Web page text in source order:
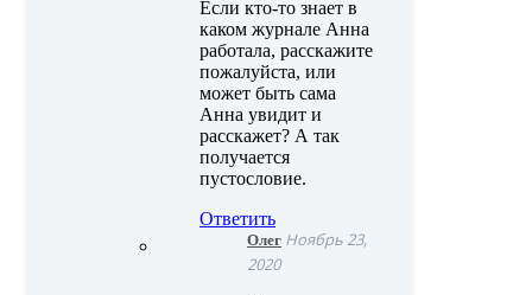
Если кто-то знает в
каком журнале Анна
работала, расскажите
пожалуйста, или
может быть сама
Анна увидит и
расскажет? А так
получается
пустословие.
Ответить
Олег Ноябрь 23,
2020